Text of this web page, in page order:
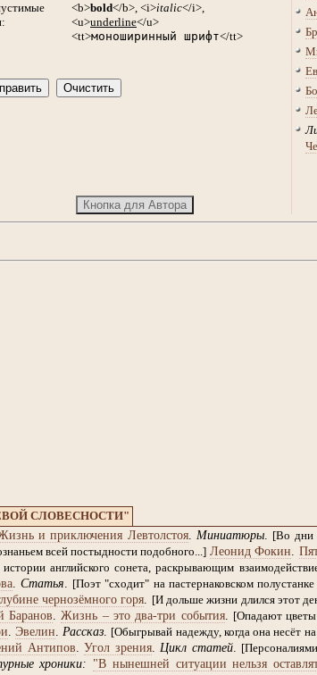
<b>bold</b>, <i>italic</i>,
<u>underline</u>
<tt>моноширинный шрифт</tt>
СЛОВЕСНОСТИ"
и приключения Левтолстоя. Миниатюры. [Во дни
всей постыдности подобного...] Леонид Фокин.
английского сонета, раскрывающим
.Статья. [Поэт "сходит" на пастернаковском
чернозёмного горя. [И дольше жизни длился этот
Баранов.Жизнь – это два-три события. [Опадают
. Эвелин. Рассказ. [Обыгрывай надежду, когда она несёт
Антипов.Угол зрения.Цикл статей.
хроники: "В нынешней ситуации нельзя